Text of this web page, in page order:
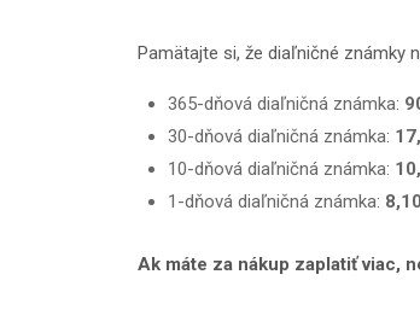
Pamätajte si, že diaľničné známky
365-dňová diaľničná známka:
30-dňová diaľničná známka:
10-dňová diaľničná známka:
1-dňová diaľničná známka:
Ak máte za nákup zaplatiť viac,